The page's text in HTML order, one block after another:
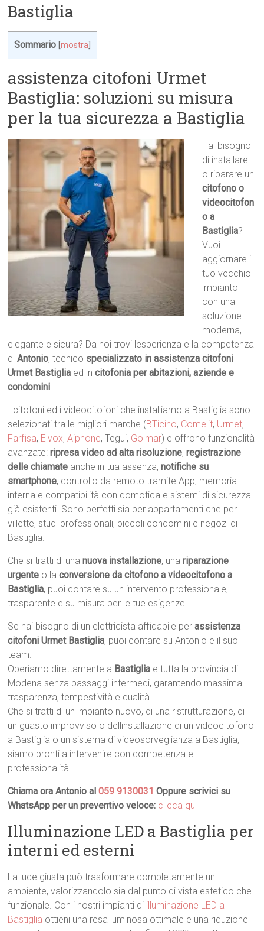
Bastiglia
Sommario [mostra
assistenza citofoni Urmet
Bastiglia: soluzioni su misura
per la tua sicurezza a Bastiglia
Hai bisogno
di installare
o riparare un
citofono o
videocitofon
o a
Bastiglia?
Vuoi
aggiornare il
tuo vecchio
impianto
con una
soluzione
moderna,
elegante e sicura? Da noi trovi lesperienza e la competenza
diAntonio, tecnico specializzato in assistenza citofoni
Urmet Bastiglia ed incitofonia per abitazioni, aziende e
condomini.
I citofoni ed i videocitofoni che installiamo a Bastiglia sono
selezionati tra le migliori marche (BTicino, Comelit, Urmet,
Farfisa, Elvox,Aiphone, Tegui, Golmar) e offrono funzionalità
avanzate:ripresa video ad alta risoluzione,registrazione
delle chiamate anche in tua assenza,notifiche su
smartphone, controllo da remoto tramite App, memoria
interna e compatibilità con domotica e sistemi di sicurezza
già esistenti. Sono perfetti sia per appartamenti che per
villette, studi professionali, piccoli condomini e negozi di
Bastiglia.
Che si tratti di unanuova installazione, unariparazione
urgente o laconversione da citofono a videocitofono a
Bastiglia, puoi contare su un intervento professionale,
trasparente e su misura per le tue esigenze.
Se hai bisogno di un elettricista affidabile perassistenza
citofoni Urmet Bastiglia, puoi contare su Antonio e il suo
team.
Operiamo direttamente a Bastiglia e tutta la provincia di
Modena senza passaggi intermedi, garantendo massima
trasparenza, tempestività e qualità.
Che si tratti di un impianto nuovo, di una ristrutturazione, di
un guasto improvviso o dellinstallazione di un videocitofono
a Bastiglia o un sistema di videosorveglianza a Bastiglia,
siamo pronti a intervenire con competenza e
professionalità.
Chiama ora Antonio al059 9130031 Oppure scrivici su
WhatsApp per un preventivo veloce: clicca qui
Illuminazione LED a Bastiglia per
interni ed esterni
La luce giusta può trasformare completamente un
ambiente, valorizzandolo sia dal punto di vista estetico che
funzionale. Con i nostri impianti di illuminazione LED a
Bastiglia ottieni una resa luminosa ottimale e una riduzione